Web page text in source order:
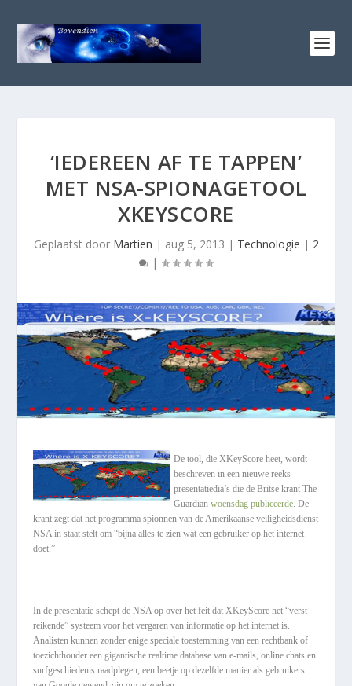
‘IEDEREEN AF TE TAPPEN’
MET NSA-SPIONAGETOOL
XKEYSCORE
Geplaatst door Martien | aug 5, 2013 | Technologie | 2
|
De tool, die XKeyScore heet, wordt
beschreven in een nieuwe reeks
presentatiedia’s die de Britse krant The
Guardianwoensdag publiceerde. De
krant zegt dat het programma spionnen van de Amerikaanse veiligheidsdienst
NSA in staat stelt om “bijna alles te zien wat een gebruiker op het internet
doet.”
In de presentatie schept de NSA op over het feit dat XKeyScore het “verst
reikende” systeem voor het vergaren van informatie op het internet is.
Analisten kunnen zonder enige speciale toestemming van een rechtbank of
toezichthouder een gigantische realtime database van e-mails, online chats en
surfgeschiedenis raadplegen, een beetje op dezelfde manier als gebruikers